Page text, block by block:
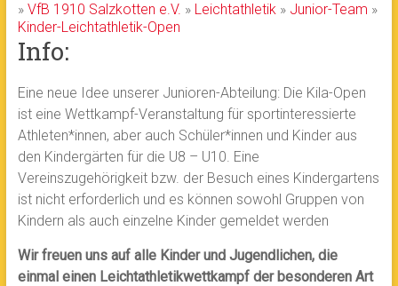
» VfB 1910 Salzkotten e.V. » Leichtathletik » Junior-Team »
Kinder-Leichtathletik-Open
Info:
Eine neue Idee unserer Junioren-Abteilung: Die Kila-Open
ist eine Wettkampf-Veranstaltung für sportinteressierte
Athleten*innen, aber auch Schüler*innen und Kinder aus
den Kindergärten für die U8 – U10. Eine
Vereinszugehörigkeit bzw. der Besuch eines Kindergartens
ist nicht erforderlich und es können sowohl Gruppen von
Kindern als auch einzelne Kinder gemeldet werden
Wir freuen uns auf alle Kinder und Jugendlichen, die
einmal einen Leichtathletikwettkampf der besonderen Art